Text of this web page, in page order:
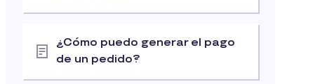
¿Cómo puedo generar el pago
de un pedido?